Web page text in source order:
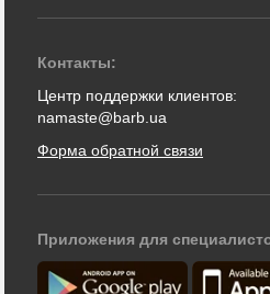
Контакты:
Центр поддержки клиентов:
namaste@barb.ua
Форма обратной связи
Приложения для